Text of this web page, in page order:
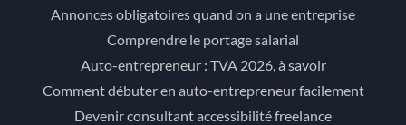
Annonces obligatoires quand on a une entreprise
Comprendre le portage salarial
Auto-entrepreneur : TVA 2026, à savoir
Comment débuter en auto-entrepreneur facilement
Devenir consultant accessibilité freelance